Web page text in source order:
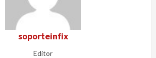
soporteinfix
Editor